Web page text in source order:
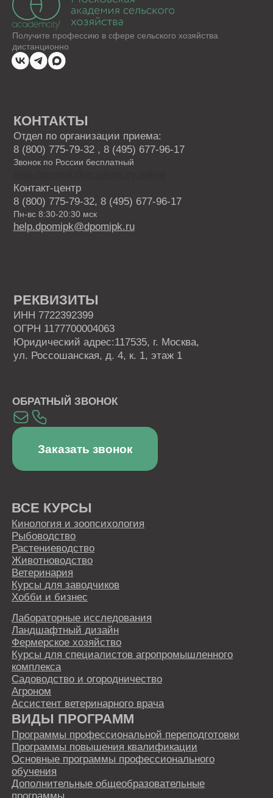
Кинология и зоопсихология
Рыбоводство
Растениеводство
Животноводство
Ветеринария
Курсы для заводчиков
Хобби и бизнес
Курсы для специалистов агропромышленного
комплекса
Садоводство и огородничество
Агроном
Ассистент ветеринарного врача
Программы профессиональной переподготовки
Программы повышения квалификации
Основные программы профессионального
обучения
Дополнительные общеобразовательные
программы
Партнерская программа
Отзывы
Скидки
Как проходит обучение
Истории успеха
ДОКУМЕНТЫ
Лицензия
Правовая информация
Пользовательское соглашение
СКАЧИВАЙТЕ НАШЕ МОБИЛЬНОЕ
ПРИЛОЖЕНИЕ
Наша образовательная платформа и мобильное
приложение разработаны нашим партнером - ООО